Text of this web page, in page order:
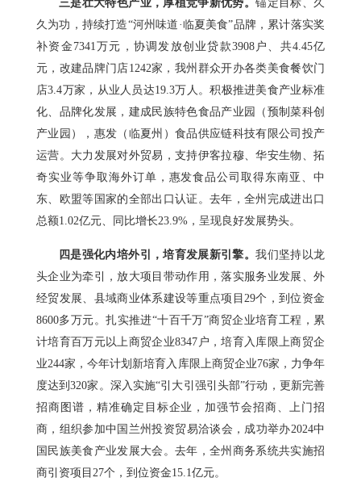
三是壮大特色产业，厚植竞争新优势。锚定目标、久
久为功，持续打造“河州味道·临夏美食”品牌，累计落实奖
补资金7341万元，协调发放创业贷款3908户、共4.45亿
元，改建品牌门店1242家，我州群众开办各类美食餐饮门
店3.4万家，从业人员达19.3万人。积极推进美食产业标准
化、品牌化发展，建成民族特色食品产业园（预制菜科创
产业园），惠发（临夏州）食品供应链科技有限公司投产
运营。大力发展对外贸易，支持伊客拉穆、华安生物、拓
奇实业等争取海外订单，惠发食品公司取得东南亚、中
东、欧盟等国家的全部出口认证。去年，全州完成进出口
总额1.02亿元、同比增长23.9%，呈现良好发展势头。
四是强化内培外引，培育发展新引擎。我们坚持以龙
头企业为牵引，放大项目带动作用，落实服务业发展、外
经贸发展、县域商业体系建设等重点项目29个，到位资金
8600多万元。扎实推进“十百千万”商贸企业培育工程，累
计培育百万元以上商贸企业8347户，培育入库限上商贸企
业244家，今年计划新培育入库限上商贸企业76家，力争年
度达到320家。深入实施“引大引强引头部”行动，更新完善
招商图谱，精准确定目标企业，加强节会招商、上门招
商，组织参加中国兰州投资贸易洽谈会，成功举办2024中
国民族美食产业发展大会。去年，全州商务系统共实施招
商引资项目27个，到位资金15.1亿元。